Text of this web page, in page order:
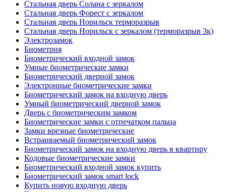
Стальная дверь Солана с зеркалом
Стальная дверь Форест с зеркалом
Стальная дверь Норильск терморазрыв
Стальная дверь Норильск с зеркалом (терморазрыв 3к)
Электрозамок
Биометрия
Биометрический входной замок
Умные биометрические замки
Биометрический дверной замок
Электронные биометрические замки
Биометрический замок на входную дверь
Умный биометрический дверной замок
Дверь с биометрическим замком
Биометрические замки с отпечатком пальца
Замки врезные биометрические
Встраиваемый биометрический замок
Биометрический замок на входную дверь в квартиру
Кодовые биометрические замки
Биометрический входной замок купить
Биометрический замок smart lock
Купить новую входную дверь